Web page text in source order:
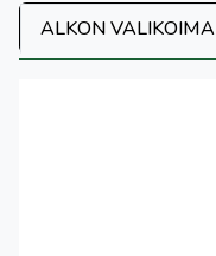
ALKON VALIKOIMA